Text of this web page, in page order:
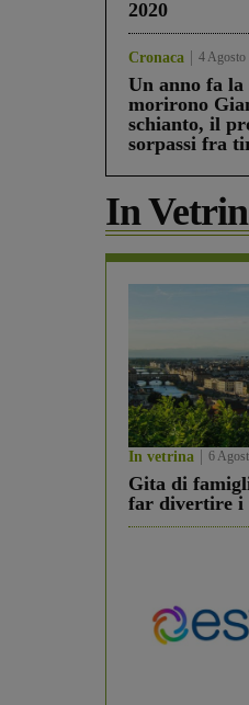
2020
Cronaca 4 Agosto
Un anno fa
morirono
schianto, il
sorpassi fra
In
In vetrina 6
Gita di
far divertire i